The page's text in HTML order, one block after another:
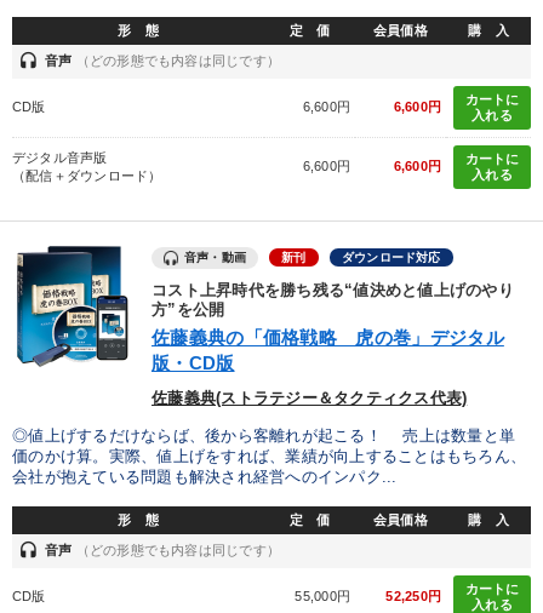
形 態 定 価 会員価格 購 入
headset 音声 （どの形態でも内容は同じです）
CD版 6,600円 6,600円
カートに
入れる
デジタル音声版
（配信＋ダウンロード）
6,600円 6,600円
カートに
入れる
音声・動画 新刊 ダウンロード対応
コスト上昇時代を勝ち残る“値決めと値上げのやり
方”を公開
佐藤義典の「価格戦略 虎の巻」デジタル
版・CD版
佐藤義典(ストラテジー＆タクティクス代表)
◎値上げするだけならば、後から客離れが起こる！ 売上は数量と単
価のかけ算。実際、値上げをすれば、業績が向上することはもちろん、
会社が抱えている問題も解決され経営へのインパク...
形 態 定 価 会員価格 購 入
headset 音声 （どの形態でも内容は同じです）
CD版 55,000円 52,250円
カートに
入れる